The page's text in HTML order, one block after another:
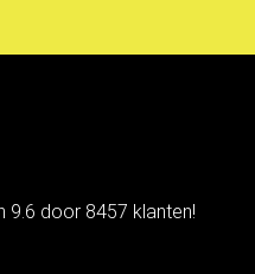
9.6 door 8457 klanten!